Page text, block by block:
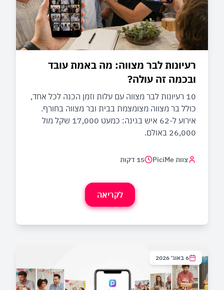
רעיונות לבר מצווה: מה באמת עובד
ובכמה זה עולה?
10 רעיונות לבר מצווה עם עלות וזמן הכנה לכל אחד,
כולל בר מצווה מצומצמת בבית ובר מצווה בחורף.
אירוע ל-62 איש בגינה: כמעט 17,000 שקל מול
26,000 באולם.
צוות PiciMe 15 דקות
לקריאה
6 באוג׳ 2026